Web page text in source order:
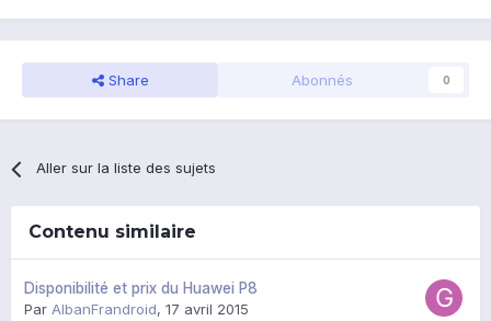
Share Abonnés 0
Aller sur la liste des sujets
Contenu similaire
Disponibilité et prix du Huawei P8
Par AlbanFrandroid, 17 avril 2015